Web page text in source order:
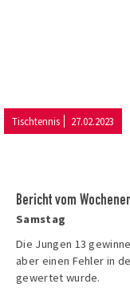
Tischtennis 27.02.2023
Bericht vom
Samstag
Die Jungen 13
aber einen Fehler in
gewertet wurde.